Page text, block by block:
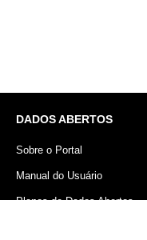
DADOS ABERTOS
Sobre o Portal
Manual do Usuário
Planos de Dados Abertos